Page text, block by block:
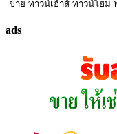
ค้นหา
ที่
ads